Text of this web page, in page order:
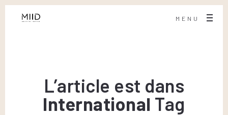
MENU
L’article est dans
International Tag